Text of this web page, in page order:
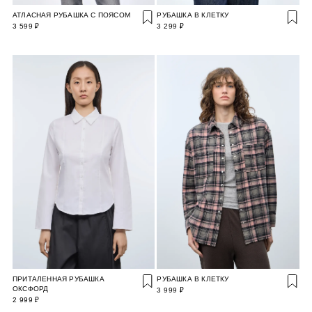
АТЛАСНАЯ РУБАШКА С ПОЯСОМ
3 599 ₽
РУБАШКА В КЛЕТКУ
3 299 ₽
ПРИТАЛЕННАЯ РУБАШКА
ОКСФОРД
2 999 ₽
РУБАШКА В КЛЕТКУ
3 999 ₽